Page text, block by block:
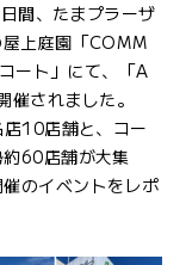
間、たまプラーザ
上庭園「COMM
ート」にて、「A
されました。
10店舗と、コー
60店舗が大集
のイベントをレポ